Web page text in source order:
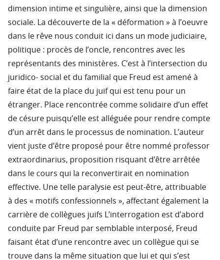
dimension intime et singulière, ainsi que la dimension
sociale. La découverte de la « déformation » à l’oeuvre
dans le rêve nous conduit ici dans un mode judiciaire,
politique : procès de l’oncle, rencontres avec les
représentants des ministères. C’est à l’intersection du
juridico- social et du familial que Freud est amené à
faire état de la place du juif qui est tenu pour un
étranger. Place rencontrée comme solidaire d’un effet
de césure puisqu’elle est alléguée pour rendre compte
d’un arrêt dans le processus de nomination. L’auteur
vient juste d’être proposé pour être nommé professor
extraordinarius, proposition risquant d’être arrêtée
dans le cours qui la reconvertirait en nomination
effective. Une telle paralysie est peut-être, attribuable
à des « motifs confessionnels », affectant également la
carrière de collègues juifs L’interrogation est d’abord
conduite par Freud par semblable interposé, Freud
faisant état d’une rencontre avec un collègue qui se
trouve dans la même situation que lui et qui s’est